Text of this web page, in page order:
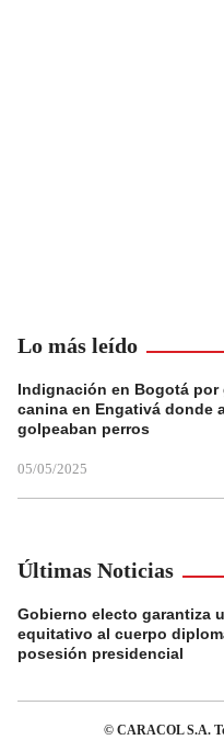
Lo más leído
Indignación en Bogotá por
canina en Engativá donde
golpeaban perros
05/05/2025
Últimas Noticias
Gobierno electo garantiza
equitativo al cuerpo
posesión presidencial
© CARACOL S.A.